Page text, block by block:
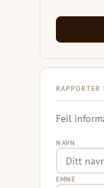
RAPPORTER
Feil
NAVN
EMNE